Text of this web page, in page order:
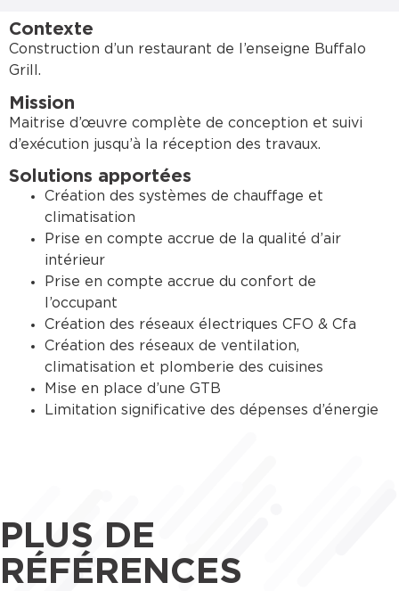
Contexte
Construction d’un restaurant de l’enseigne Buffalo
Grill.
Mission
Maitrise d’œuvre complète de conception et suivi
d’exécution jusqu’à la réception des travaux.
Solutions apportées
Création des systèmes de chauffage et
climatisation
Prise en compte accrue de la qualité d’air
intérieur
Prise en compte accrue du confort de
l’occupant
Création des réseaux électriques CFO & Cfa
Création des réseaux de ventilation,
climatisation et plomberie des cuisines
Mise en place d’une GTB
Limitation significative des dépenses d’énergie
PLUS DE
RÉFÉRENCES